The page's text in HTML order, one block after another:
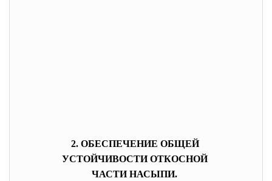
2. ОБЕСПЕЧЕНИЕ ОБЩЕЙ
УСТОЙЧИВОСТИ ОТКОСНОЙ
ЧАСТИ НАСЫПИ.